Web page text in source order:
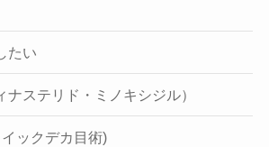
たい
ナステリド・ミノキシジル）
ックデカ目術)